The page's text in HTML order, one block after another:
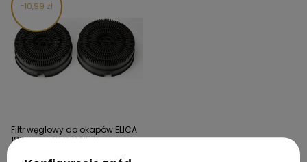
10,99 zł
Filtr węglowy do okapów ELICA
180mm - CFC0141571